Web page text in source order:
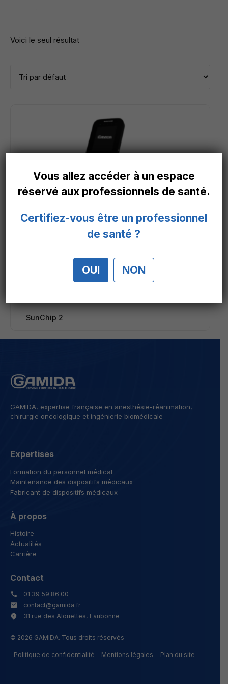
Voici le seul résultat
SunChip 2
GAMIDA, expertise française en anesthésie-réanimation,
chirurgie oncologique et ingénierie biomédicale
Expertises
Formation du personnel médical
Maintenance des dispositifs médicaux
Fabricant de dispositifs médicaux
À propos
Histoire
Actualités
Carrière
Contact
01 39 59 86 00
contact@gamida.fr
31 rue des Alouettes, Eaubonne
© 2026 GAMIDA. Tous droits réservés
Politique de confidentialité Mentions légales Plan du site
Vous allez accéder à un espace
réservé aux professionnels de santé.
Certifiez-vous être un professionnel
de santé ?
OUI NON